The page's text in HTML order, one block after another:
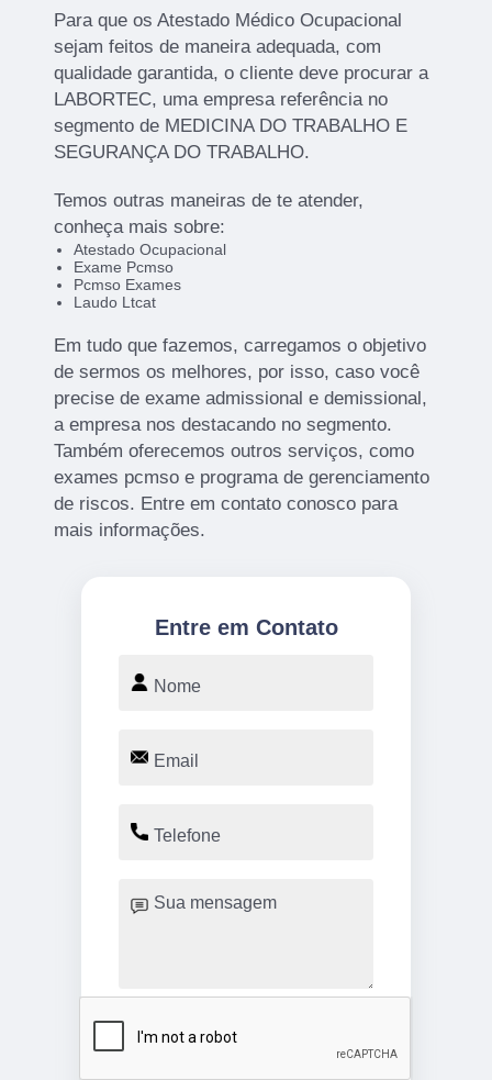
Para que os Atestado Médico Ocupacional
sejam feitos de maneira adequada, com
qualidade garantida, o cliente deve procurar a
LABORTEC, uma empresa referência no
segmento de MEDICINA DO TRABALHO E
SEGURANÇA DO TRABALHO.
Temos outras maneiras de te atender,
conheça mais sobre:
Atestado Ocupacional
Exame Pcmso
Pcmso Exames
Laudo Ltcat
Em tudo que fazemos, carregamos o objetivo
de sermos os melhores, por isso, caso você
precise de exame admissional e demissional,
a empresa nos destacando no segmento.
Também oferecemos outros serviços, como
exames pcmso e programa de gerenciamento
de riscos. Entre em contato conosco para
mais informações.
Entre em Contato